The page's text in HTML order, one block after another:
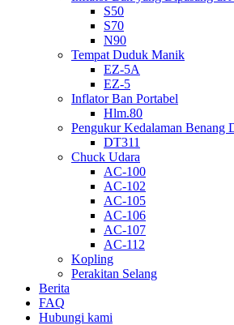
S50
S70
N90
Tempat Duduk Manik
EZ-5A
EZ-5
Inflator Ban Portabel
Hlm.80
Pengukur Kedalaman Benang
DT311
Chuck Udara
AC-100
AC-102
AC-105
AC-106
AC-107
AC-112
Kopling
Perakitan Selang
Berita
FAQ
Hubungi kami